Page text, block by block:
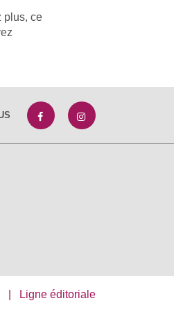
plus, ce
Ligne éditoriale